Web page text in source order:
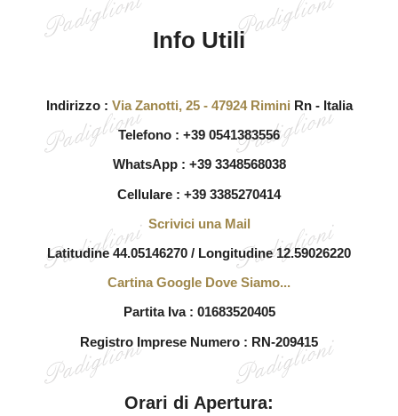
Info Utili
Indirizzo : Via Zanotti, 25 - 47924 Rimini Rn - Italia
Telefono : +39 0541383556
WhatsApp : +39 3348568038
Cellulare : +39 3385270414
Scrivici una Mail
Latitudine 44.05146270 / Longitudine 12.59026220
Cartina Google Dove Siamo...
Partita Iva : 01683520405
Registro Imprese Numero : RN-209415
Orari di Apertura: